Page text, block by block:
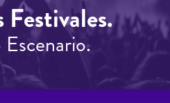
Festivales.